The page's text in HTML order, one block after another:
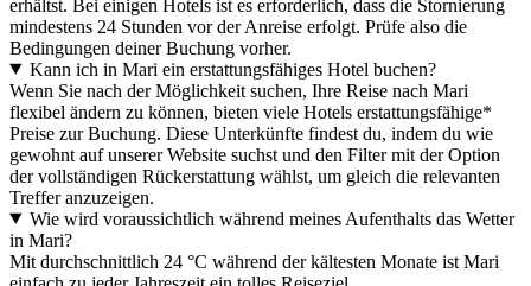
erhältst. Bei einigen Hotels ist es erforderlich, dass die Stornierung
mindestens 24 Stunden vor der Anreise erfolgt. Prüfe also die
Bedingungen deiner Buchung vorher.
Kann ich in Mari ein erstattungsfähiges Hotel buchen?
Wenn Sie nach der Möglichkeit suchen, Ihre Reise nach Mari
flexibel ändern zu können, bieten viele Hotels erstattungsfähige*
Preise zur Buchung. Diese Unterkünfte findest du, indem du wie
gewohnt auf unserer Website suchst und den Filter mit der Option
der vollständigen Rückerstattung wählst, um gleich die relevanten
Treffer anzuzeigen.
Wie wird voraussichtlich während meines Aufenthalts das Wetter
in Mari?
Mit durchschnittlich 24 °C während der kältesten Monate ist Mari